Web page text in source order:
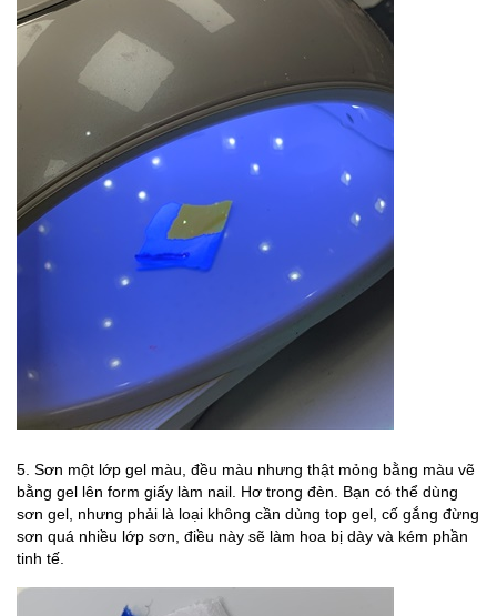
5. Sơn một lớp gel màu, đều màu nhưng thật mỏng bằng màu vẽ
bằng gel lên form giấy làm nail. Hơ trong đèn. Bạn có thể dùng
sơn gel, nhưng phải là loại không cần dùng top gel, cố gắng đừng
sơn quá nhiều lớp sơn, điều này sẽ làm hoa bị dày và kém phần
tinh tế.